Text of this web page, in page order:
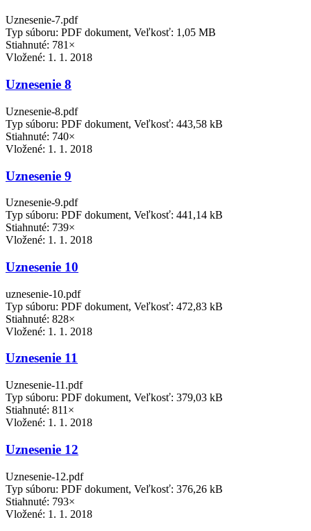
Uznesenie-7.pdf
Typ súboru: PDF dokument, Veľkosť: 1,05 MB
Stiahnuté: 781×
Vložené: 1. 1. 2018
Uznesenie 8
Uznesenie-8.pdf
Typ súboru: PDF dokument, Veľkosť: 443,58 kB
Stiahnuté: 740×
Vložené: 1. 1. 2018
Uznesenie 9
Uznesenie-9.pdf
Typ súboru: PDF dokument, Veľkosť: 441,14 kB
Stiahnuté: 739×
Vložené: 1. 1. 2018
Uznesenie 10
uznesenie-10.pdf
Typ súboru: PDF dokument, Veľkosť: 472,83 kB
Stiahnuté: 828×
Vložené: 1. 1. 2018
Uznesenie 11
Uznesenie-11.pdf
Typ súboru: PDF dokument, Veľkosť: 379,03 kB
Stiahnuté: 811×
Vložené: 1. 1. 2018
Uznesenie 12
Uznesenie-12.pdf
Typ súboru: PDF dokument, Veľkosť: 376,26 kB
Stiahnuté: 793×
Vložené: 1. 1. 2018